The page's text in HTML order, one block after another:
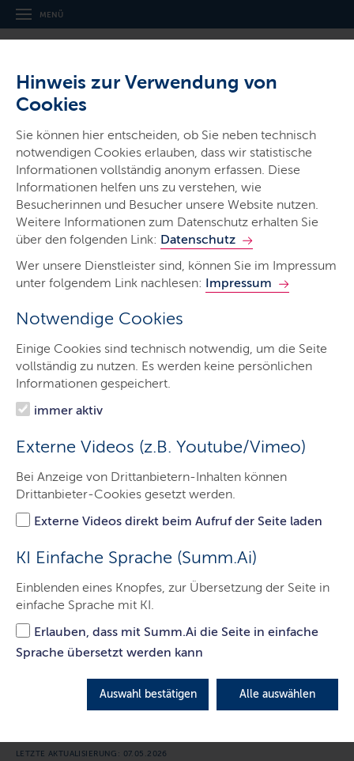
Hinweis zur Verwendung von
Cookies
Sie können hier entscheiden, ob Sie neben technisch
notwendigen Cookies erlauben, dass wir statistische
Informationen vollständig anonym erfassen. Diese
Informationen helfen uns zu verstehen, wie
Besucherinnen und Besucher unsere Website nutzen.
Weitere Informationen zum Datenschutz erhalten Sie
über den folgenden Link: Datenschutz
Wer unsere Dienstleister sind, können Sie im Impressum
unter folgendem Link nachlesen: Impressum
Notwendige Cookies
Einige Cookies sind technisch notwendig, um die Seite
vollständig zu nutzen. Es werden keine persönlichen
Informationen gespeichert.
immer aktiv
Externe Videos (z.B. Youtube/Vimeo)
Bei Anzeige von Drittanbietern-Inhalten können
Drittanbieter-Cookies gesetzt werden.
Externe Videos direkt beim Aufruf der Seite laden
KI Einfache Sprache (Summ.Ai)
Einblenden eines Knopfes, zur Übersetzung der Seite in
einfache Sprache mit KI.
Erlauben, dass mit Summ.Ai die Seite in einfache
Sprache übersetzt werden kann
Auswahl bestätigen Alle auswählen
MENÜ
Ministerium für Soziales, Jugend,
Familie, Senioren, Integration und
Gleichstellung
Ministerien & Behörden
Start
Ministerin
Ministerium
Themen
Presse
Service
Sozialministerin Aminata Touré
zur Debatte zum Klimageld: "Eine
vorausschauende und nachhaltige
Klimapolitik fördert soziale
Gerechtigkeit."
LETZTE AKTUALISIERUNG: 07.05.2026